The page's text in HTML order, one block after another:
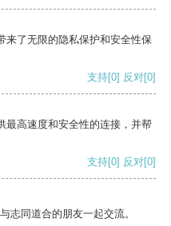
来了无限的隐私保护和安全性保
支持[0] 反对[0]
最高速度和安全性的连接，并帮
支持[0] 反对[0]
志同道合的朋友一起交流。